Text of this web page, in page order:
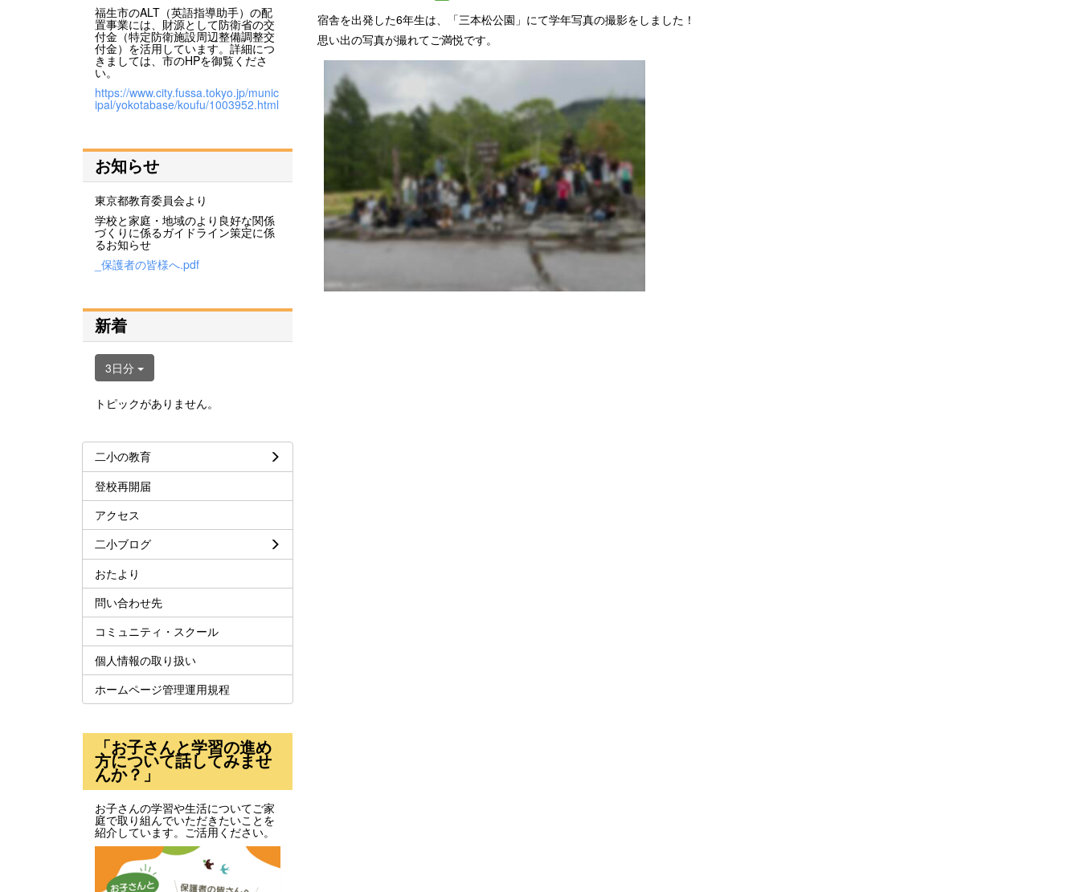
宿舎を出発した6年生は、「三本松公園」にて学年写真の撮影をしました！
思い出の写真が撮れてご満悦です。
福生市のALT（英語指導助手）の配
置事業には、財源として防衛省の交
付金（特定防衛施設周辺整備調整交
付金）を活用しています。詳細につ
きましては、市のHPを御覧くださ
い。
https://www.city.fussa.tokyo.jp/munic
ipal/yokotabase/koufu/1003952.html
お知らせ
東京都教育委員会より
学校と家庭・地域のより良好な関係
づくりに係るガイドライン策定に係
るお知らせ
_保護者の皆様へ.pdf
新着
3日分
トピックがありません。
二小の教育
登校再開届
アクセス
二小ブログ
おたより
問い合わせ先
コミュニティ・スクール
個人情報の取り扱い
ホームページ管理運用規程
「お子さんと学習の進め
方について話してみませ
んか？」
お子さんの学習や生活についてご家
庭で取り組んでいただきたいことを
紹介しています。ご活用ください。